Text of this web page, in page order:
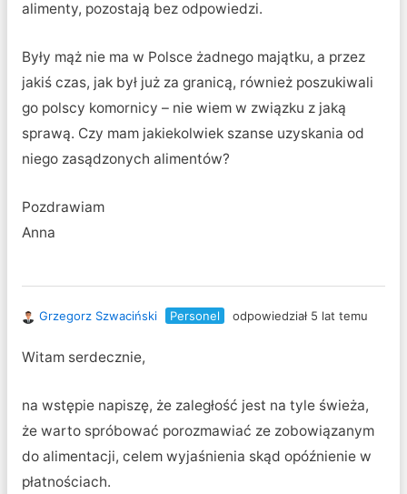
alimenty, pozostają bez odpowiedzi.
Były mąż nie ma w Polsce żadnego majątku, a przez
jakiś czas, jak był już za granicą, również poszukiwali
go polscy komornicy – nie wiem w związku z jaką
sprawą. Czy mam jakiekolwiek szanse uzyskania od
niego zasądzonych alimentów?
Pozdrawiam
Anna
Grzegorz Szwaciński Personel odpowiedział 5 lat temu
Witam serdecznie,
na wstępie napiszę, że zaległość jest na tyle świeża,
że warto spróbować porozmawiać ze zobowiązanym
do alimentacji, celem wyjaśnienia skąd opóźnienie w
płatnościach.